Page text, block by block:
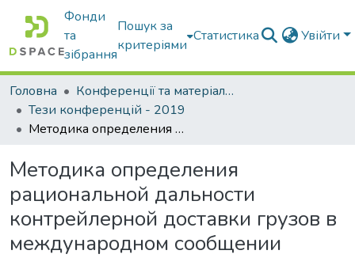
Фонди
та
зібрання
Пошук за
критеріями
Статистика Увійти
Головна
Конференції та матеріали конференцій
Тези конференцій - 2019
Методика определения рациональной дальности контрейлерной доставки грузов в международном сообщении
Методика определения
рациональной дальности
контрейлерной доставки грузов в
международном сообщении